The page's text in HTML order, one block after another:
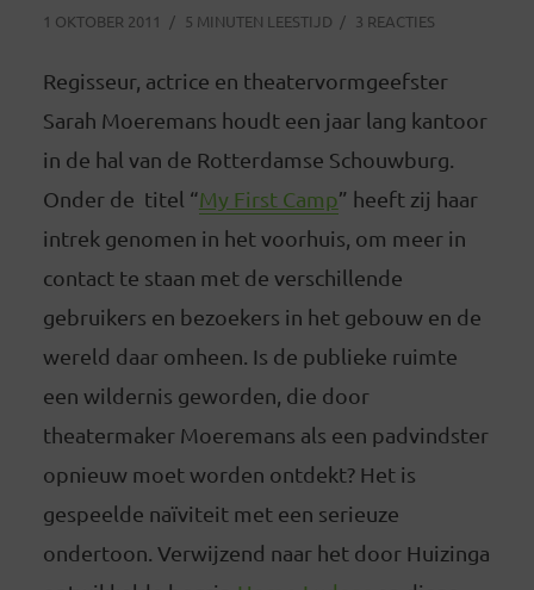
1 OKTOBER 2011
5 MINUTEN LEESTIJD 3 REACTIES
Regisseur, actrice en theatervormgeefster
Sarah Moeremans houdt een jaar lang kantoor
in de hal van de Rotterdamse Schouwburg.
Onder de titel “My First Camp” heeft zij haar
intrek genomen in het voorhuis, om meer in
contact te staan met de verschillende
gebruikers en bezoekers in het gebouw en de
wereld daar omheen. Is de publieke ruimte
een wildernis geworden, die door
theatermaker Moeremans als een padvindster
opnieuw moet worden ontdekt? Het is
gespeelde naïviteit met een serieuze
ondertoon. Verwijzend naar het door Huizinga